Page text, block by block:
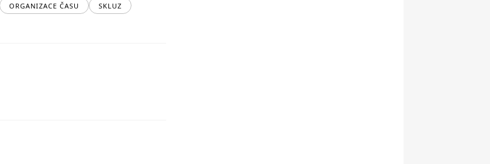
ORGANIZACE ČASU SKLUZ